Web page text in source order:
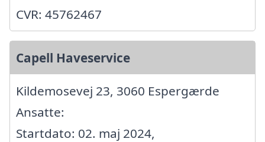
CVR: 45762467
Capell Haveservice
Kildemosevej 23, 3060 Espergærde
Ansatte:
Startdato: 02. maj 2024,